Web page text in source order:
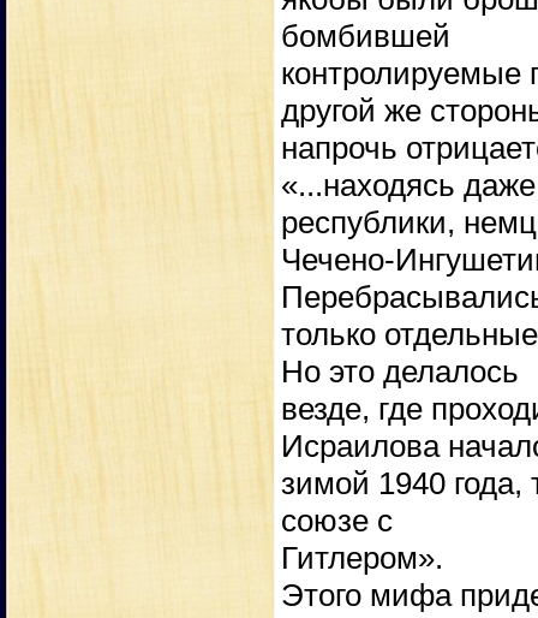
бомбившей
другой же
напрочь
«...находясь
республики,
Чечено-
только
Но это делалось
везде, где
Исраилова
зимой 1940 года,
союзе с
Гитлером».
Этого мифа